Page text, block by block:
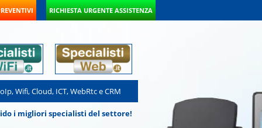
RICHIESTA URGENTE ASSISTENZA
Wifi, Cloud, ICT, WebRtc e CRM
i migliori specialisti del settore!